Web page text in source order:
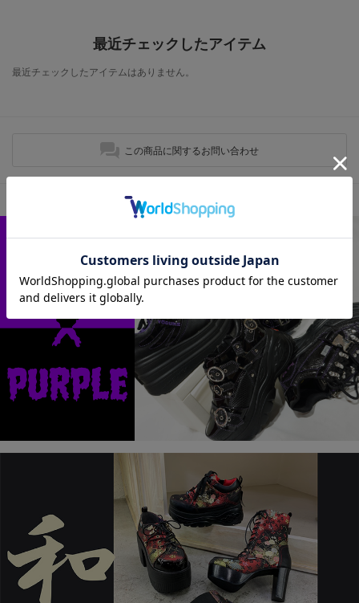
最近チェックしたアイテム
最近チェックしたアイテムはありません。
この商品に関するお問い合わせ